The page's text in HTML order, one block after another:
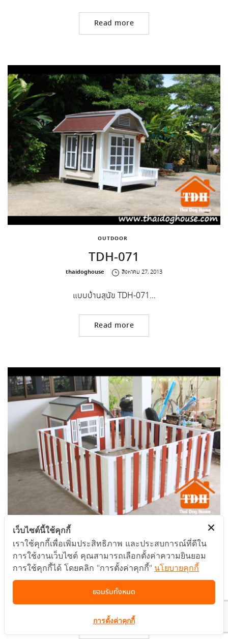
Read more
OUTDOOR
TDH-071
by
thaidoghouse สิงหาคม 27, 2013
แบบบ้านสุนัข TDH-071…
Read more
OUTDOOR
TDH-070
by สิงหาคม 27, 2013
แบบบ้านสุนัข TDH-070…
Read more
เว็บไซต์นี้ใช้คุกกี้
เราใช้คุกกี้เพื่อเพิ่มประสิทธิภาพ และประสบการณ์ที่ดีใน
การใช้งานเว็บไซต์ คุณสามารถเลือกตั้งค่าความยินยอม
การใช้คุกกี้ได้ โดยคลิก "การตั้งค่าคุกกี้" นโยบายคุกกี้
ยอมรับทั้งหมด
การตั้งค่าคุกกี้